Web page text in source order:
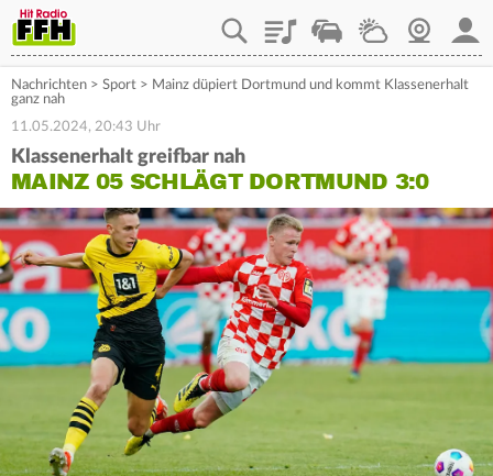
PlaylistStaupilotWetterWebcam
Nachrichten > Sport > Mainz düpiert Dortmund und kommt Klassenerhalt
ganz nah
11.05.2024, 20:43 Uhr
Klassenerhalt greifbar nah
MAINZ 05 SCHLÄGT DORTMUND 3:0